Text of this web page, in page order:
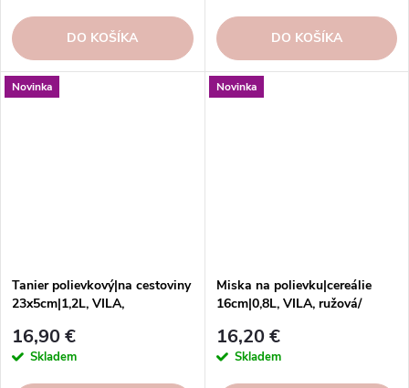
DO KOŠÍKA DO KOŠÍKA
Novinka
Tanier polievkový|na cestoviny
23x5cm|1,2L, VILA,
16,90 €
Skladem
Novinka
Miska na polievku|cereálie
16cm|0,8L, VILA, ružová/
16,20 €
Skladem